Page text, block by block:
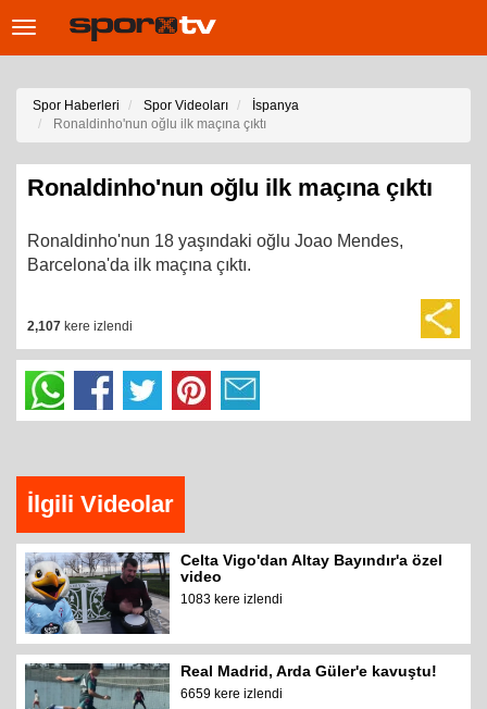
Toggle
Spor Haberleri Spor Videoları
İspanya
Ronaldinho'nun oğlu ilk maçına çıktı
Ronaldinho'nun oğlu ilk maçına çıktı
Ronaldinho'nun 18 yaşındaki oğlu Joao Mendes,
Barcelona'da ilk maçına çıktı.
2,107 kere izlendi
İlgili Videolar
Celta Vigo'dan Altay Bayındır'a özel
video
1083 kere izlendi
Real Madrid, Arda Güler'e kavuştu!
6659 kere izlendi